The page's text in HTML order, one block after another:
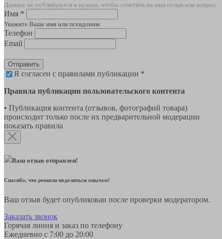
Данные не публикуются и нужны, чтобы ответить на ваш отзыв или вопрос
Имя *
Укажите Ваше имя или псевдоним
Телефон
Email
Отправить
Я согласен с правилами публикации *
Правила публикации пользовательского контента
• Публикация контента (отзывов, фотографий товара)
происходит только после их предварительной модерации
показать правила
Ваш отзыв отправлен!
Спасибо, что решили поделиться опытом!
Ваш отзыв будет опубликован после проверки модератором.
Заказать звонок
Горячая линия и заказ по телефону
Ежедневно с 7:00 до 20:00